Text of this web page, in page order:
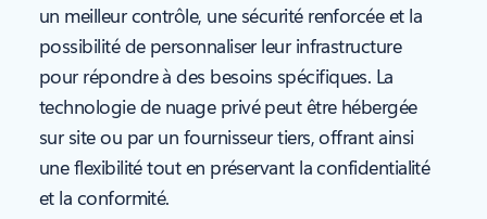
un meilleur contrôle, une sécurité renforcée et la
possibilité de personnaliser leur infrastructure
pour répondre à des besoins spécifiques. La
technologie de nuage privé peut être hébergée
sur site ou par un fournisseur tiers, offrant ainsi
une flexibilité tout en préservant la confidentialité
et la conformité.